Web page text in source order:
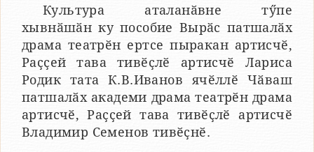
Культура аталанӑвне тӳпе
хывнӑшӑн ку пособие Вырӑс патшалӑх
драма театрӗн ертсе пыракан артисчӗ,
Раҫҫей тава тивӗҫлӗ артисчӗ Лариса
Родик тата К.В.Иванов ячӗллӗ Чӑваш
патшалӑх академи драма театрӗн драма
артисчӗ, Раҫҫей тава тивӗҫлӗ артисчӗ
Владимир Семенов тивӗҫнӗ.